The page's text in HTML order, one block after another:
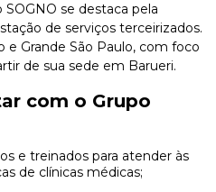
se destaca pela
de serviços terceirizados.
e Grande São Paulo, com foco
de sua sede em Barueri.
com o Grupo
de clínicas médicas;